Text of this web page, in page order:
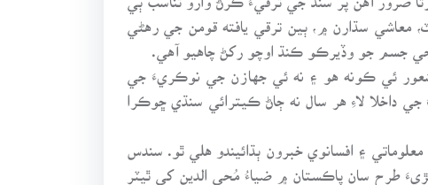
معاشي سڌارن ۾، ٻين ترقي يافته قومن جي رهڻي
جسم جو وڏيرڪو ڪنڌ اوچو رکڻ چاهيو آهي.
شعور ئي ڪونه هو ۽ نه ئي جهازن جي نوڪريءَ جي
25 سالن کان پاڪستان مئرين اڪيڊميءَ جي داخلا لاءِ هر سال نه ڄاڻ ڪيترائي سنڌي ڇوڪرا
۽ افسانوي خبرون ٻڌائيندو هلي ٿو. سندس
طرح سان پاڪستان ۾ ضياءُ مُحي الدين کي ٿيٽر